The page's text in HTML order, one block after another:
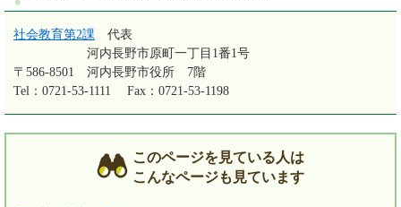
社会教育第2課 代表
〒586-8501
河内長野市原町一丁目1番1号
河内長野市役所 7階
Tel：0721-53-1111
Fax：0721-53-1198
このページを見ている人は
こんなページも見ています